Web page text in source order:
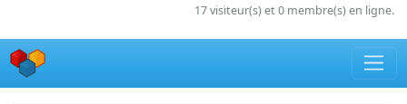
17 visiteur(s) et 0 membre(s) en ligne.